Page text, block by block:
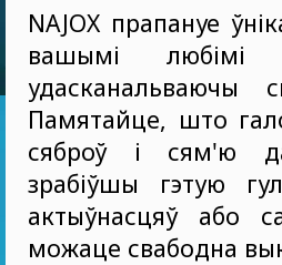
NAJOX прапануе
вашымі любімі
удасканальваючы
Памятайце, што
сяброў і сям'ю
зрабіўшы гэтую
актыўнасцяў або
можаце свабодна